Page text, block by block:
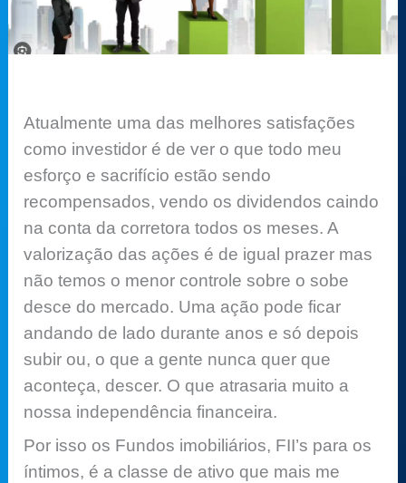
Atualmente uma das melhores satisfações
como investidor é de ver o que todo meu
esforço e sacrifício estão sendo
recompensados, vendo os dividendos caindo
na conta da corretora todos os meses. A
valorização das ações é de igual prazer mas
não temos o menor controle sobre o sobe
desce do mercado. Uma ação pode ficar
andando de lado durante anos e só depois
subir ou, o que a gente nunca quer que
aconteça, descer. O que atrasaria muito a
nossa independência financeira.
Por isso os Fundos imobiliários, FII’s para os
íntimos, é a classe de ativo que mais me